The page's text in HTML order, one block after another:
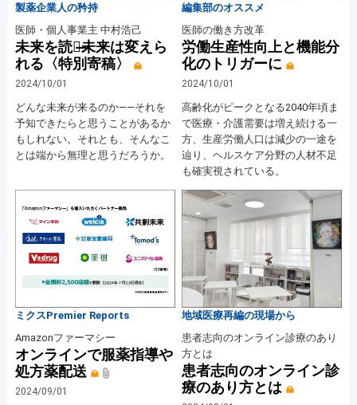
製薬企業人の矜持
医師・個人事業主 中村浩己
未来を読む̶未来は変えら
れる〈特別寄稿〉
2024/10/01
どんな未来が来るのか——それを
予知できたらと思うことがあるか
もしれない。それとも、そんなこ
とは端から無理と思うだろうか。
編集部のオススメ
医師の働き方改革
労働生産性向上と機能分
化のトリガーに
2024/10/01
高齢化がピークとなる2040年頃ま
で医療・介護需要は増え続ける一
方、生産労働人口は減少の一途を
辿り、ヘルスケア分野の人材不足
も確実視されている。
ミクスPremier Reports
Amazonファーマシー
オンラインで服薬指導や
処方薬配送
2024/09/01
地域医療再編の現場から
患者志向のオンライン診療のあり
方とは
患者志向のオンライン診
療のあり方とは